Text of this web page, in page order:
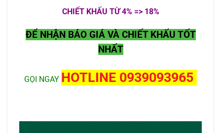
CHIẾT KHẤU TỪ 4% => 18%
ĐỂ NHẬN BÁO GIÁ VÀ CHIẾT KHẤU TỐT
NHẤT
GỌI NGAY HOTLINE 0939093965